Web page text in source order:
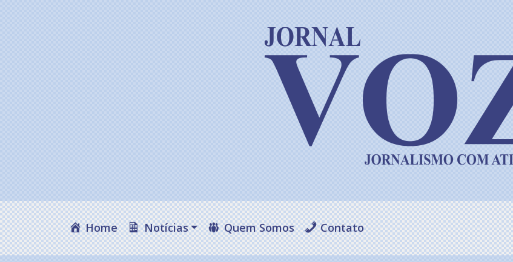
Home Notícias Quem Somos Contato